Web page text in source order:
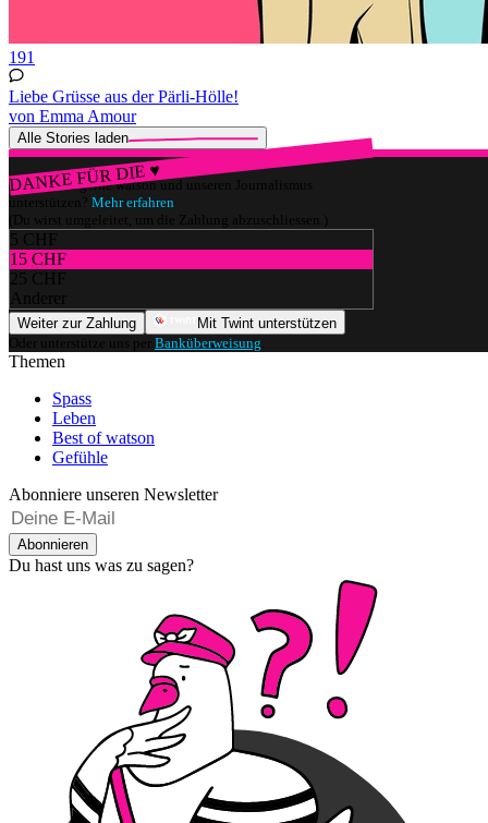
191
Liebe Grüsse aus der Pärli-Hölle!
von Emma Amour
Alle Stories laden
DANKE FÜR DIE ♥
Würdest du gerne watson und unseren Journalismus
unterstützen? Mehr erfahren
(Du wirst umgeleitet, um die Zahlung abzuschliessen.)
5 CHF
15 CHF
25 CHF
Anderer
Weiter zur Zahlung
Mit Twint unterstützen
Oder unterstütze uns per Banküberweisung
Themen
Spass
Leben
Best of watson
Gefühle
Abonniere unseren Newsletter
Abonnieren
Du hast uns was zu sagen?